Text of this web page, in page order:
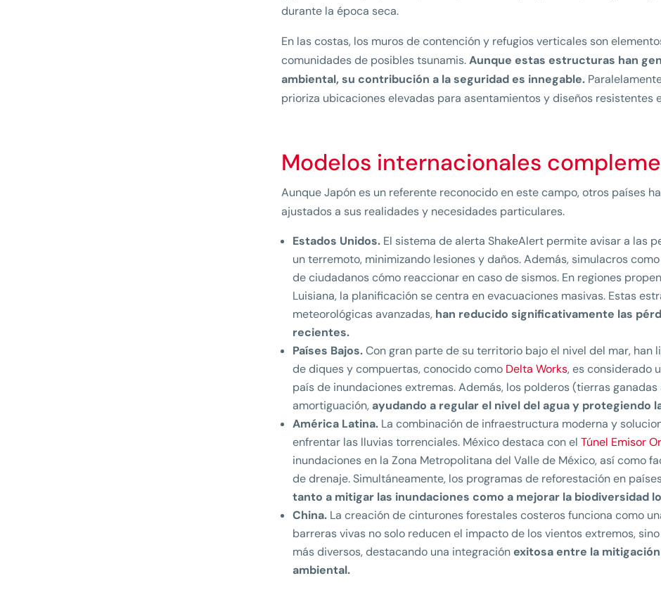
durante la época seca.
En las costas, los muros de contención y refugios verticales son
comunidades de posibles tsunamis.Aunque estas estructuras han
ambiental, su contribución a la seguridad es innegable.
prioriza ubicaciones elevadas para asentamientos y diseños resistentes
Modelos internacionales
Aunque Japón es un referente reconocido en este campo, otros países
ajustados a sus realidades y necesidades particulares.
Estados Unidos. El sistema de alerta ShakeAlert permite avisar a las
un terremoto, minimizando lesiones y daños. Además, simulacros
de ciudadanos cómo reaccionar en caso de sismos. En regiones
Luisiana, la planificación se centra en evacuaciones masivas. Estas
meteorológicas avanzadas, han reducido significativamente las
recientes.
Países Bajos.Con gran parte de su territorio bajo el nivel del mar, han
de diques y compuertas, conocido como Delta Works, es considerado
país de inundaciones extremas. Además, los polderos (tierras
amortiguación, ayudando a regular el nivel del agua y protegiendo
América Latina. La combinación de infraestructura moderna y
enfrentar las lluvias torrenciales. México destaca con elTúnel Emisor
inundaciones en la Zona Metropolitana del Valle de México, así como
de drenaje. Simultáneamente, los programas de reforestación en
tanto a mitigar las inundaciones como a mejorar la biodiversidad
China. La creación de cinturones forestales costeros funciona como
barreras vivas no solo reducen el impacto de los vientos extremos,
más diversos, destacando una integraciónexitosa entre la
ambiental.